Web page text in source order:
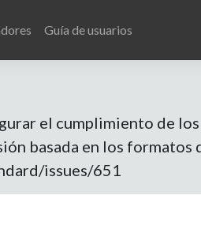
Guía de usuarios
el cumplimiento de
basada en los formatos
issues/651